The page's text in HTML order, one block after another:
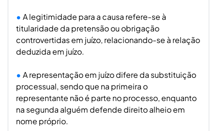
A legitimidade para a causa refere-se à
titularidade da pretensão ou obrigação
controvertidas em juízo, relacionando-se à relação
deduzida em juízo.
A representação em juízo difere da substituição
processual, sendo que na primeira o
representante não é parte no processo, enquanto
na segunda alguém defende direito alheio em
nome próprio.